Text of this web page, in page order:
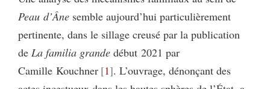
Peau d’Âne semble aujourd’hui particulièrement
pertinente, dans le sillage creusé par la publication
de La familia grande début 2021 par
Camille Kouchner 1 . L’ouvrage, dénonçant des